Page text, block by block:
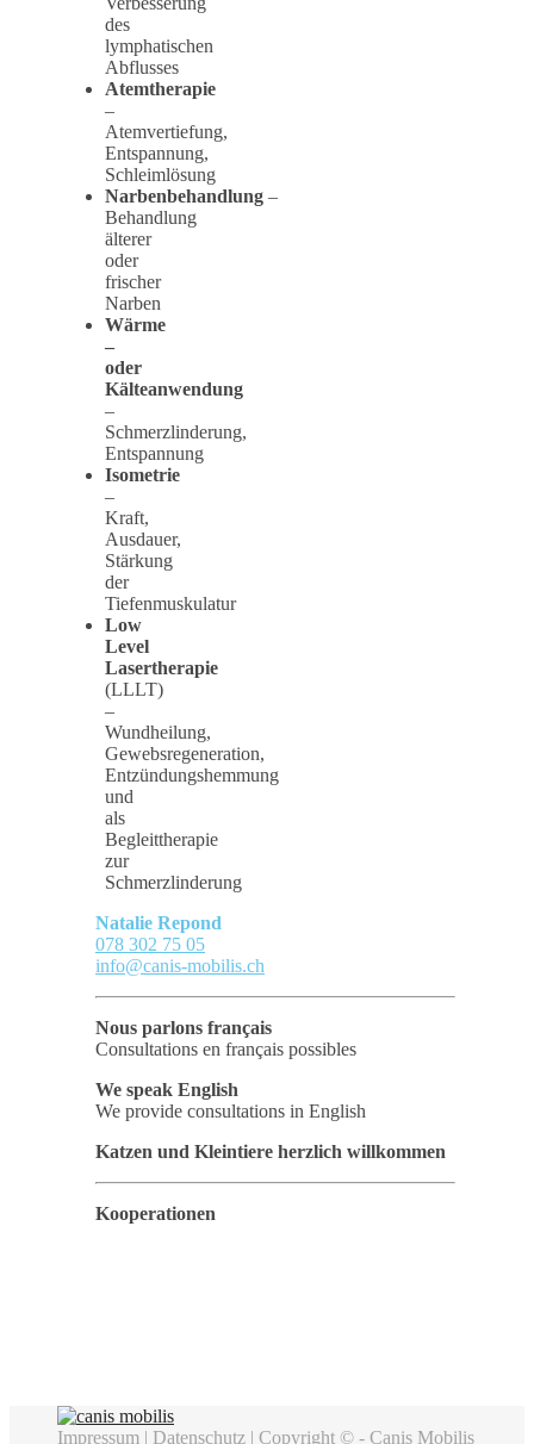
des
lymphatischen
Abflusses
Atemtherapie
–
Atemvertiefung,
Entspannung,
Schleimlösung
Narbenbehandlung –
Behandlung
älterer
oder
frischer
Narben
Wärme
–
oder
Kälteanwendung
–
Schmerzlinderung,
Entspannung
Isometrie
–
Kraft,
Ausdauer,
Stärkung
der
Tiefenmuskulatur
Low
Level
Lasertherapie
(LLLT)
–
Wundheilung,
Gewebsregeneration,
Entzündungshemmung
und
als
Begleittherapie
zur
Schmerzlinderung
Natalie Repond
078 302 75 05
info@canis-mobilis.ch
Nous parlons français
Consultations en français possibles
We speak English
We provide consultations in English
Katzen und Kleintiere herzlich willkommen
Kooperationen
Impressum Datenschutz | Copyright © - Canis Mobilis